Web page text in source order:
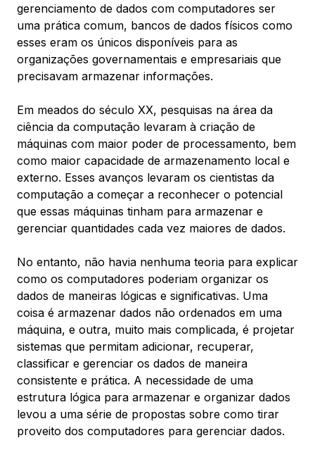
gerenciamento de dados com computadores ser
uma prática comum, bancos de dados físicos como
esses eram os únicos disponíveis para as
organizações governamentais e empresariais que
precisavam armazenar informações.
Em meados do século XX, pesquisas na área da
ciência da computação levaram à criação de
máquinas com maior poder de processamento, bem
como maior capacidade de armazenamento local e
externo. Esses avanços levaram os cientistas da
computação a começar a reconhecer o potencial
que essas máquinas tinham para armazenar e
gerenciar quantidades cada vez maiores de dados.
No entanto, não havia nenhuma teoria para explicar
como os computadores poderiam organizar os
dados de maneiras lógicas e significativas. Uma
coisa é armazenar dados não ordenados em uma
máquina, e outra, muito mais complicada, é projetar
sistemas que permitam adicionar, recuperar,
classificar e gerenciar os dados de maneira
consistente e prática. A necessidade de uma
estrutura lógica para armazenar e organizar dados
levou a uma série de propostas sobre como tirar
proveito dos computadores para gerenciar dados.